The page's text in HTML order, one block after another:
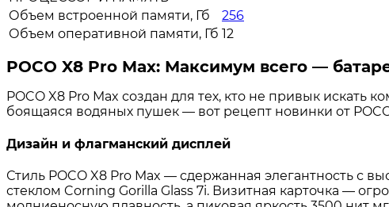
Объем встроенной памяти, Гб
256
Объем оперативной памяти, Гб 12
POCO X8 Pro Max: Максимум всего —
POCO X8 Pro Max создан для тех, кто не привык
боящаяся водяных пушек — вот рецепт новинки от
Дизайн и флагманский дисплей
Стиль POCO X8 Pro Max — сдержанная элегантность
стеклом Corning Gorilla Glass 7i. Визитная карточка —